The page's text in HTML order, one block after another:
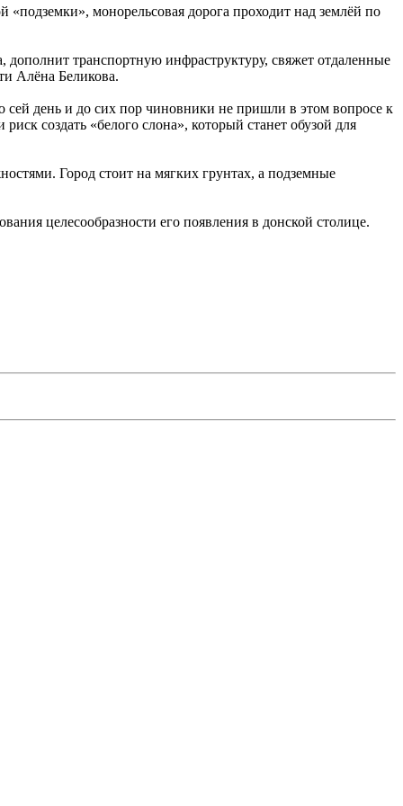
«подземки», монорельсовая дорога проходит над землёй по
дополнит транспортную инфраструктуру, свяжет отдаленные
Алёна Беликова.
сей день и до сих пор чиновники не пришли в этом вопросе к
создать «белого слона», который станет обузой для
Город стоит на мягких грунтах, а подземные
целесообразности его появления в донской столице.